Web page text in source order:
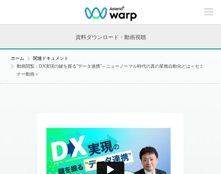
C
n
n
n
資料ダウンロード・動画視聴
ホーム
関連ドキュメント
動画閲覧：DX実現の鍵を握る“データ連携”～ニューノーマル時代の真の業務自動化とは＜セミ
ナー動画＞